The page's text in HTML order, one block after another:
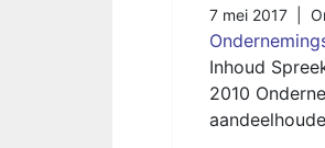
7 mei 2017 |
Inhoud
2010